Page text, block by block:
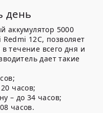
день
аккумулятор 5000
12C, позволяет
течение всего дня и
дает такие
часов;
– до 34 часов;
часов.